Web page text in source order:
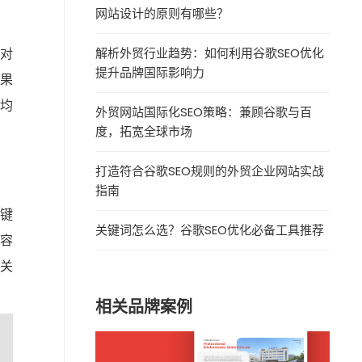
网站设计的原则有哪些？
解析外贸行业趋势：如何利用谷歌SEO优化
提升品牌国际影响力
外贸网站国际化SEO策略：兼顾谷歌与百
度，拓宽全球市场
打造符合谷歌SEO规则的外贸企业网站实战
指南
关键词怎么选？谷歌SEO优化必备工具推荐
相关品牌案例